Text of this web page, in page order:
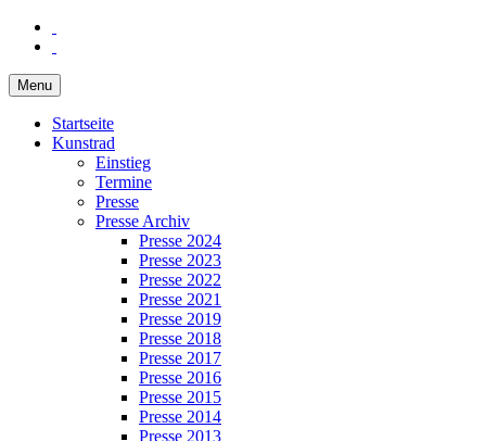
Menu
Startseite
Kunstrad
Einstieg
Termine
Presse
Presse Archiv
Presse 2024
Presse 2023
Presse 2022
Presse 2021
Presse 2019
Presse 2018
Presse 2017
Presse 2016
Presse 2015
Presse 2014
Presse 2013